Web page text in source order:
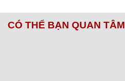
CÓ THỂ BẠN QUAN TÂM